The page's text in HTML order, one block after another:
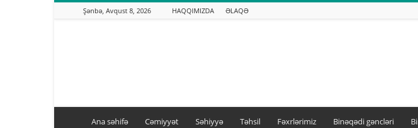
Şənbə, Avqust 8, 2026 HAQQIMIZDA ƏLAQƏ
Ana səhifə Cəmiyyət Səhiyyə Təhsil Fəxrlərimiz Binəqədi gəncləri